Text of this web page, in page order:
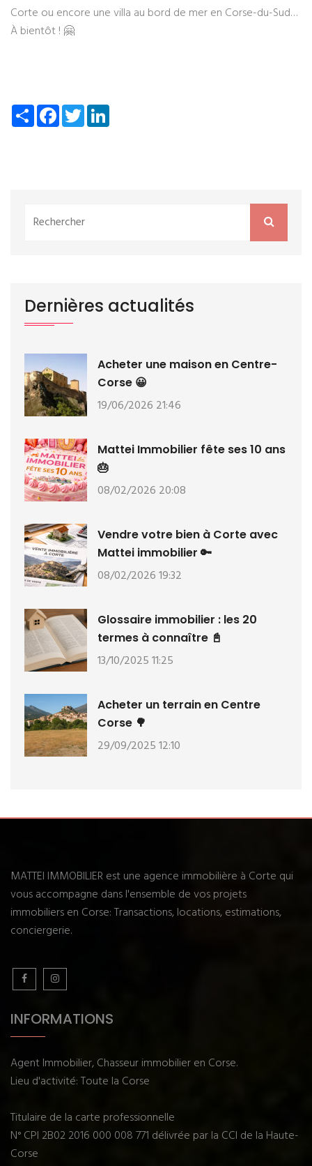
Corte ou encore une villa au bord de mer en Corse-du-Sud…
À bientôt ! 🤗
PartagerFacebook
Twitter
Dernières actualités
Acheter une maison en Centre-
Corse 😀
19/06/2026 21:46
Mattei Immobilier fête ses 10 ans
🎂
08/02/2026 20:08
Vendre votre bien à Corte avec
Mattei immobilier 🔑
08/02/2026 19:32
Glossaire immobilier : les 20
termes à connaître 📓
13/10/2025 11:25
Acheter un terrain en Centre
Corse 🌳
29/09/2025 12:10
MATTEI IMMOBILIER est une agence immobilière à Corte qui
vous accompagne dans l'ensemble de vos projets
immobiliers en Corse: Transactions, locations, estimations,
conciergerie.
INFORMATIONS
Agent Immobilier, Chasseur immobilier en Corse.
Lieu d'activité: Toute la Corse
Titulaire de la carte professionnelle
N° CPI 2B02 2016 000 008 771 délivrée par la CCI de la Haute-
Corse